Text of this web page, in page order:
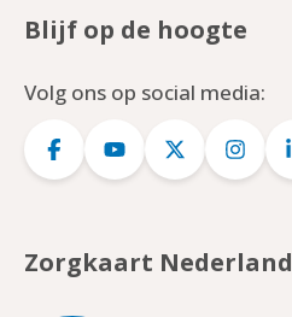
Blijf op de hoogte
Volg ons op social media:
Logo
Logo
Logo
Logo
Zorgkaart Nederland